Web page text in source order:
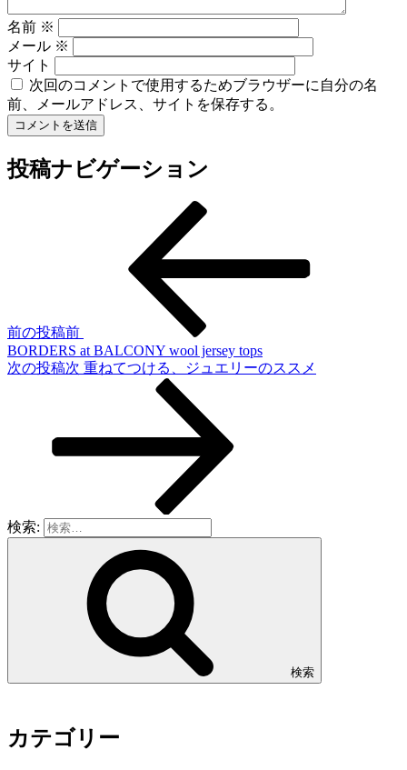
名前 ※
メール ※
サイト
次回のコメントで使用するためブラウザーに自分の名
前、メールアドレス、サイトを保存する。
投稿ナビゲーション
前の投稿前
BORDERS at BALCONY wool jersey tops
次の投稿次 重ねてつける、ジュエリーのススメ
検索:
検索
カテゴリー